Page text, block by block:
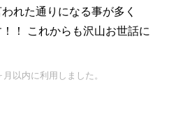
れた通りになる事が多く
！ これからも沢山お世話に
内に利用しました。